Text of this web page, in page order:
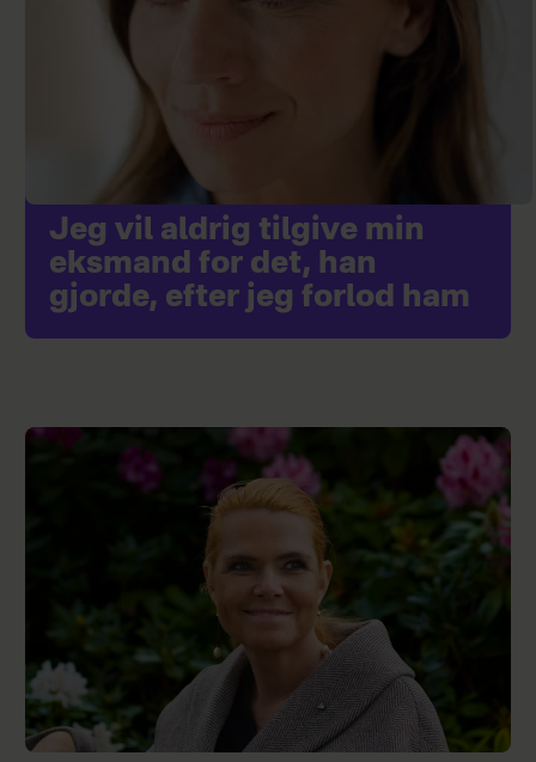
Jeg vil aldrig tilgive min
eksmand for det, han
gjorde, efter jeg forlod ham